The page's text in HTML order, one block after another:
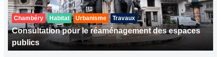
Chambéry Habitat Urbanisme Travaux
Consultation pour le réaménagement des espaces
publics